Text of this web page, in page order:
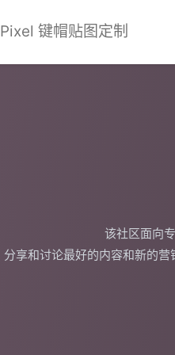
Pixel 键帽贴图定制
该社区面向
分享和讨论最好的内容和新的营